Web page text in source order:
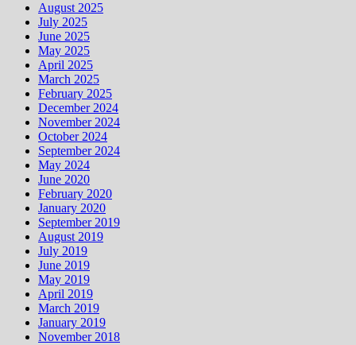
August 2025
July 2025
June 2025
May 2025
April 2025
March 2025
February 2025
December 2024
November 2024
October 2024
September 2024
May 2024
June 2020
February 2020
January 2020
September 2019
August 2019
July 2019
June 2019
May 2019
April 2019
March 2019
January 2019
November 2018